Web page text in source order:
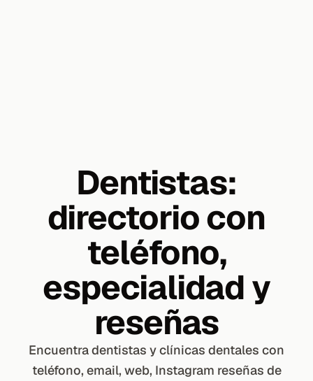
Dentistas:
directorio con
teléfono,
especialidad y
reseñas
Encuentra dentistas y clínicas dentales con
teléfono, email, web, Instagram reseñas de